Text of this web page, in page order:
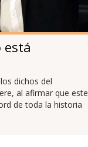
está
dichos del
al afirmar que este
de toda la historia